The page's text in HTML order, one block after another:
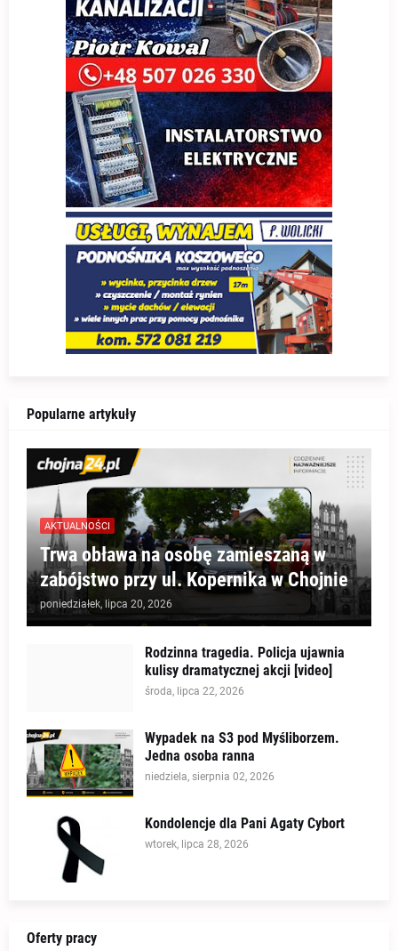
Popularne artykuły
AKTUALNOŚCI
Trwa obława na osobę zamieszaną w
zabójstwo przy ul. Kopernika w Chojnie
poniedziałek, lipca 20, 2026
Rodzinna tragedia. Policja ujawnia
kulisy dramatycznej akcji [video]
środa, lipca 22, 2026
Wypadek na S3 pod Myśliborzem.
Jedna osoba ranna
niedziela, sierpnia 02, 2026
Kondolencje dla Pani Agaty Cybort
wtorek, lipca 28, 2026
Oferty pracy